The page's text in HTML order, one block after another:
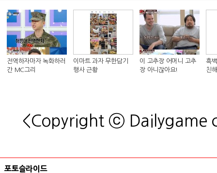
전역하자마자 녹화하러
간 MC그리
이마트 과자 무한담기
행사 근황
이 고추장 어머니 고추
장 아니잖아요!
흑
친
<Copyright ⓒ Dailygame
포토슬라이드